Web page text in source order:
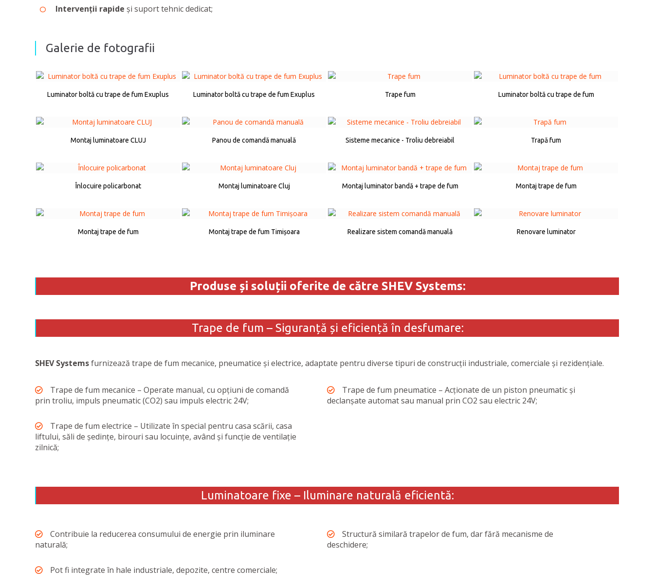
Intervenții rapide și suport tehnic dedicat;
Galerie de fotografii
Luminator boltă cu trape de fum Exuplus Luminator boltă cu trape de fum Exuplus Trape fum Luminator boltă cu trape de fum
Montaj luminatoare CLUJ Panou de comandă manuală Sisteme mecanice - Troliu debreiabil Trapă fum
Înlocuire policarbonat Montaj luminatoare Cluj Montaj luminator bandă + trape de fum Montaj trape de fum
Montaj trape de fum Montaj trape de fum Timișoara Realizare sistem comandă manuală Renovare luminator
Produse și soluții oferite de către SHEV Systems:
Trape de fum – Siguranță și eficiență în desfumare:
SHEV Systemsfurnizează trape de fum mecanice, pneumatice și electrice, adaptate pentru diverse tipuri de construcții industriale, comerciale și rezidențiale.
Trape de fum mecanice – Operate manual, cu opțiuni de comandă
prin troliu, impuls pneumatic (CO2) sau impuls electric 24V;
Trape de fum pneumatice – Acționate de un piston pneumatic și
declanșate automat sau manual prin CO2 sau electric 24V;
Trape de fum electrice – Utilizate în special pentru casa scării, casa
liftului, săli de ședințe, birouri sau locuințe, având și funcție de ventilație
zilnică;
Luminatoare fixe – Iluminare naturală eficientă:
Contribuie la reducerea consumului de energie prin iluminare
naturală;
Structură similară trapelor de fum, dar fără mecanisme de
deschidere;
Pot fi integrate în hale industriale, depozite, centre comerciale;